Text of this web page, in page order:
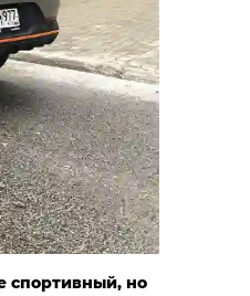
спортивный, но